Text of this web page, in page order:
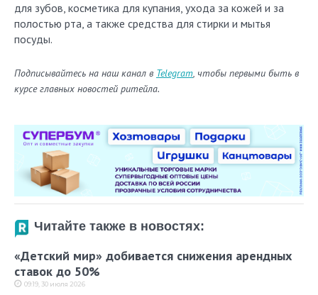
для зубов, косметика для купания, ухода за кожей и за
полостью рта, а также средства для стирки и мытья
посуды.
Подписывайтесь на наш канал в Telegram, чтобы первыми быть в
курсе главных новостей ритейла.
Читайте также в новостях:
«Детский мир» добивается снижения арендных
ставок до 50%
09:19, 30 июля 2026